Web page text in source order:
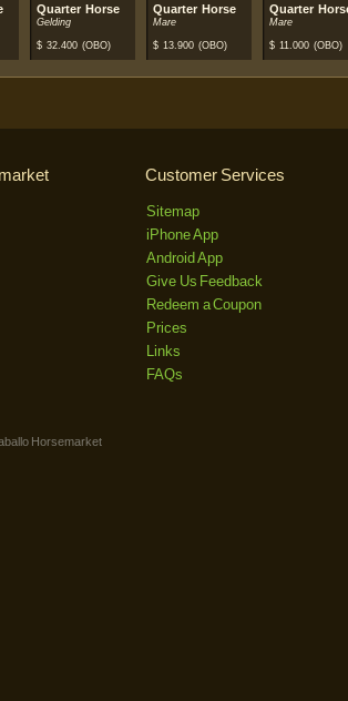
Quarter Horse
Gelding
$ 32.400 (OBO)
Quarter Horse
Mare
$ 13.900 (OBO)
Quarter
Mare
$ 11.000 (OBO)
Customer Services
Sitemap
iPhone App
Android App
Give Us Feedback
Redeem a Coupon
Prices
Links
FAQs
Horsemarket